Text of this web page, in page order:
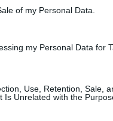
of my Personal Data.
my Personal Data for
Use, Retention, Sale,
Is Unrelated with the